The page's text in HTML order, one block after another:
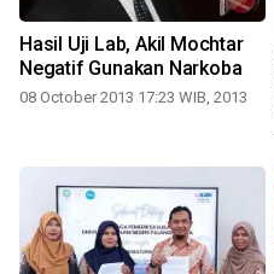
Hasil Uji Lab, Akil Mochtar
Negatif Gunakan Narkoba
08 October 2013 17:23 WIB, 2013